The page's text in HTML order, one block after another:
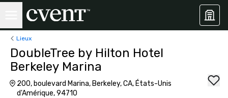
Lieux
DoubleTree by Hilton Hotel
Berkeley Marina
200, boulevard Marina, Berkeley, CA, États-Unis
d'Amérique, 94710